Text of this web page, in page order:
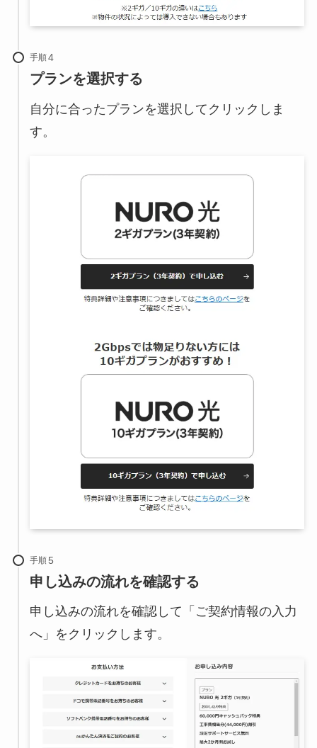
手順
プランを選択する
自分に合ったプランを選択してクリックしま
す。
手順
申し込みの流れを確認する
申し込みの流れを確認して「ご契約情報の入力
へ」をクリックします。